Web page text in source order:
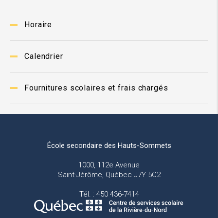
Horaire
Calendrier
Fournitures scolaires et frais chargés
École secondaire des Hauts-Sommets
1000, 112e Avenue
Saint-Jérôme, Québec J7Y 5C2
Tél. : 450 436-7414